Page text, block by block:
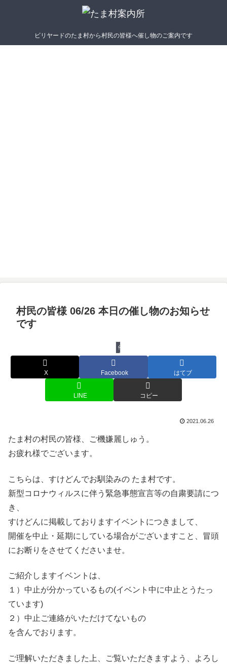
ビリヤードのたま村から村民の皆様へ催し物のご案内です
村民の皆様 06/26 本日の催し物のお知らせ
です
催し物
X Facebook はてブ
LINE コピー
2021.06.26
たま村の村民の皆様、ご機嫌麗しゅう。
お疲れ様でございます。
こちらは、すけどんでお馴染みの たま村です。
新型コロナウィルスに伴う緊急事態宣言等の自粛要請につ
き、
すけどんに掲載しておりますイベントにつきまして、
開催を中止・延期にしている場合がございますこと、冒頭
にお断りをさせてくださいませ。
ご紹介しますイベントは、
１）中止が分かっているもの(イベント中に中止とうたっ
ています)
２）中止ご連絡がいただけてないもの
を含んでおります。
ご理解いただきました上、ご覧いただきますよう、よろし